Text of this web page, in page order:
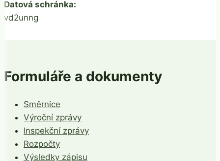
Datová schránka:
vd2unng
Formuláře a dokumenty
Směrnice
Výroční zprávy
Inspekční zprávy
Rozpočty
Výsledky zápisu